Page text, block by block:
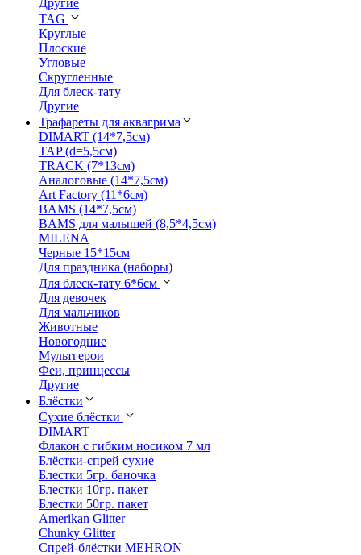
Другие
TAG
Круглые
Плоские
Угловые
Скругленные
Для блеск-тату
Другие
Трафареты для аквагрима
DIMART (14*7,5см)
TAP (d=5,5см)
TRACK (7*13см)
Аналоговые (14*7,5см)
Art Factory (11*6см)
BAMS (14*7,5см)
BAMS для малышей (8,5*4,5см)
MILENA
Черные 15*15см
Для праздника (наборы)
Для блеск-тату 6*6см
Для девочек
Для мальчиков
Животные
Новогодние
Мультгерои
Феи, принцессы
Другие
Блёстки
Сухие блёстки
DIMART
Флакон с гибким носиком 7 мл
Блёстки-спрей сухие
Блестки 5гр. баночка
Блестки 10гр. пакет
Блестки 50гр. пакет
Amerikan Glitter
Chunky Glitter
Спрей-блёстки MEHRON